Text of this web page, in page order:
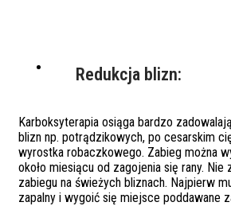
Redukcja blizn:
Karboksyterapia osiąga bardzo
blizn np. potrądzikowych, po cesarskim
wyrostka robaczkowego. Zabieg można
około miesiącu od zagojenia się rany. Nie
zabiegu na świeżych bliznach. Najpierw
zapalny i wygoić się miejsce poddawane